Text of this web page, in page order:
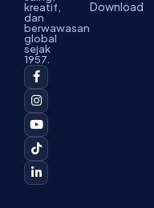
kreatif,
dan
berwawasan
global
sejak
1957.
F
a
c
e
b
o
o
k
-
f
I
n
s
t
a
g
r
a
m
Y
o
u
t
u
b
e
T
i
k
t
o
k
L
i
n
k
e
d
i
n
-
i
n
Download